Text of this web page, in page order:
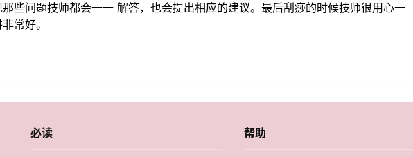
些问题技师都会一一 解答，也会提出相应的建议。最后刮痧的时候技师很用心一
常好。
必读 帮助